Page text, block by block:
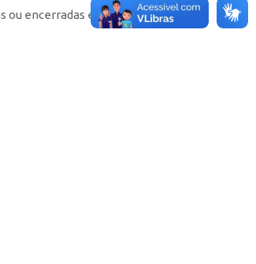
ou encerradas em cada